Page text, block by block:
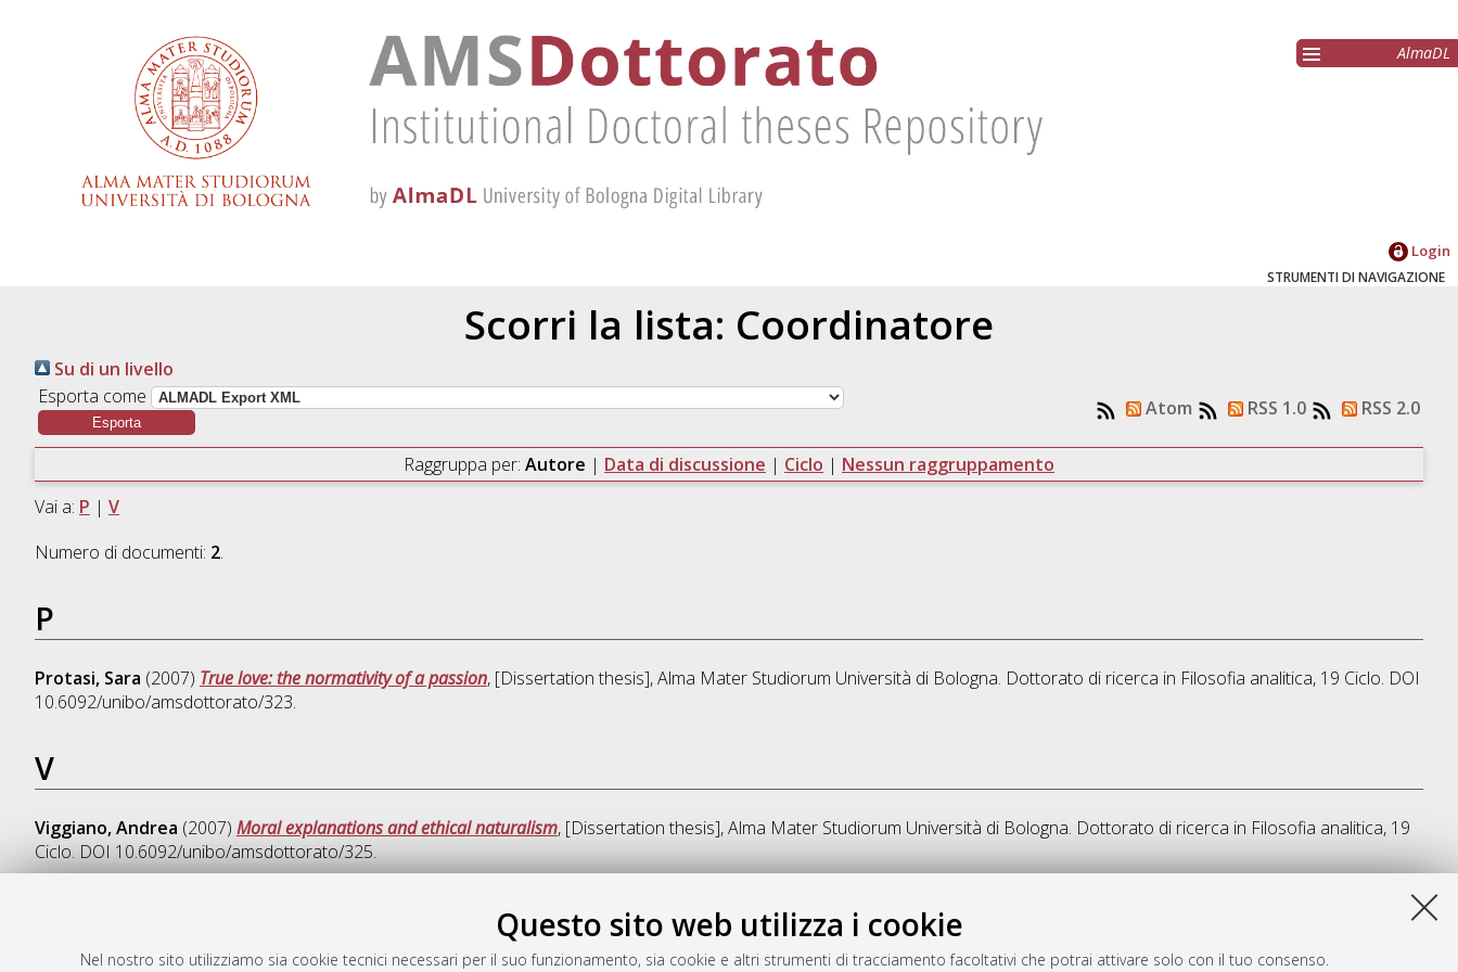
Questo sito web utilizza i cookie
Nel nostro sito utilizziamo sia cookie tecnici necessari per il suo funzionamento, sia cookie e altri strumenti di tracciamento facoltativi che potrai attivare solo con il tuo consenso.
AlmaDL
Login
STRUMENTI DI NAVIGAZIONE
Scorri la lista: Coordinatore
Su di un livello
Esporta come
Atom RSS 1.0 RSS 2.0
Raggruppa per: Autore | Data di discussione | Ciclo | Nessun raggruppamento
Vai a: P | V
Numero di documenti: 2.
P
Protasi, Sara (2007) True love: the normativity of a passion, [Dissertation thesis], Alma Mater Studiorum Università di Bologna. Dottorato di ricerca in Filosofia analitica, 19 Ciclo. DOI
10.6092/unibo/amsdottorato/323.
V
Viggiano, Andrea (2007) Moral explanations and ethical naturalism, [Dissertation thesis], Alma Mater Studiorum Università di Bologna. Dottorato di ricerca in Filosofia analitica, 19
Ciclo. DOI 10.6092/unibo/amsdottorato/325.
Questa lista e' stata generata il Thu Aug 6 20:49:14 2026 CEST.
AMS Dottorato